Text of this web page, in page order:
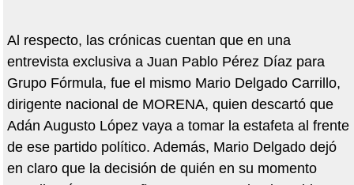
Al respecto, las crónicas cuentan que en una
entrevista exclusiva a Juan Pablo Pérez Díaz para
Grupo Fórmula, fue el mismo Mario Delgado Carrillo,
dirigente nacional de MORENA, quien descartó que
Adán Augusto López vaya a tomar la estafeta al frente
de ese partido político. Además, Mario Delgado dejó
en claro que la decisión de quién en su momento